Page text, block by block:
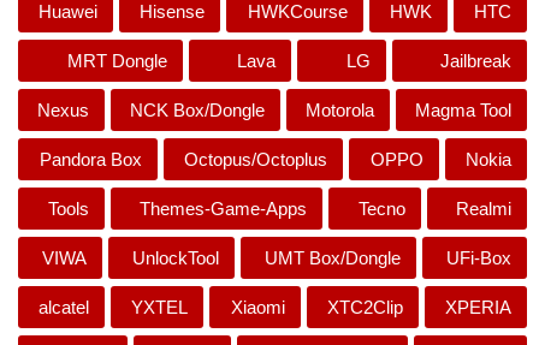
HTC
HWK
HWKCourse
Hisense
Huawei
Jailbreak
LG
Lava
MRT Dongle
Magma Tool
Motorola
NCK Box/Dongle
Nexus
Nokia
OPPO
Octopus/Octoplus
Pandora Box
Realmi
Tecno
Themes-Game-Apps
Tools
UFi-Box
UMT Box/Dongle
UnlockTool
VIWA
XPERIA
XTC2Clip
Xiaomi
YXTEL
alcatel